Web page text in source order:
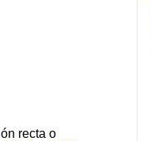
recta o